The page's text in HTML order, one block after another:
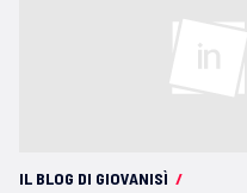
IL BLOG DI GIOVANISÌ /